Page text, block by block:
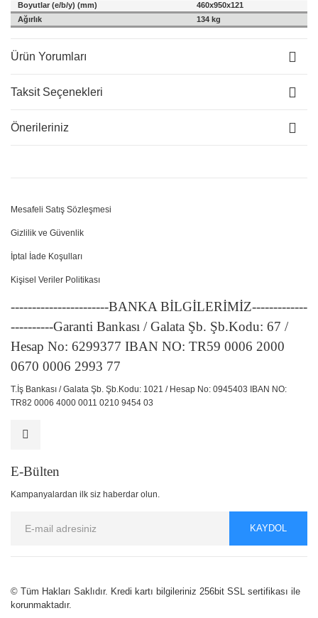
Boyutlar (e/b/y) (mm)
460x950x121
Ağırlık
134 kg
Ürün Yorumları
Taksit Seçenekleri
Önerileriniz
Mesafeli Satış Sözleşmesi
Gizlilik ve Güvenlik
İptal İade Koşulları
Kişisel Veriler Politikası
-----------------------BANKA BİLGİLERİMİZ-------------
----------Garanti Bankası / Galata Şb. Şb.Kodu: 67 /
Hesap No: 6299377 IBAN NO: TR59 0006 2000
0670 0006 2993 77
T.İş Bankası / Galata Şb. Şb.Kodu: 1021 / Hesap No: 0945403 IBAN NO:
TR82 0006 4000 0011 0210 9454 03
E-Bülten
Kampanyalardan ilk siz haberdar olun.
KAYDOL
© Tüm Hakları Saklıdır. Kredi kartı bilgileriniz 256bit SSL sertifikası ile
korunmaktadır.